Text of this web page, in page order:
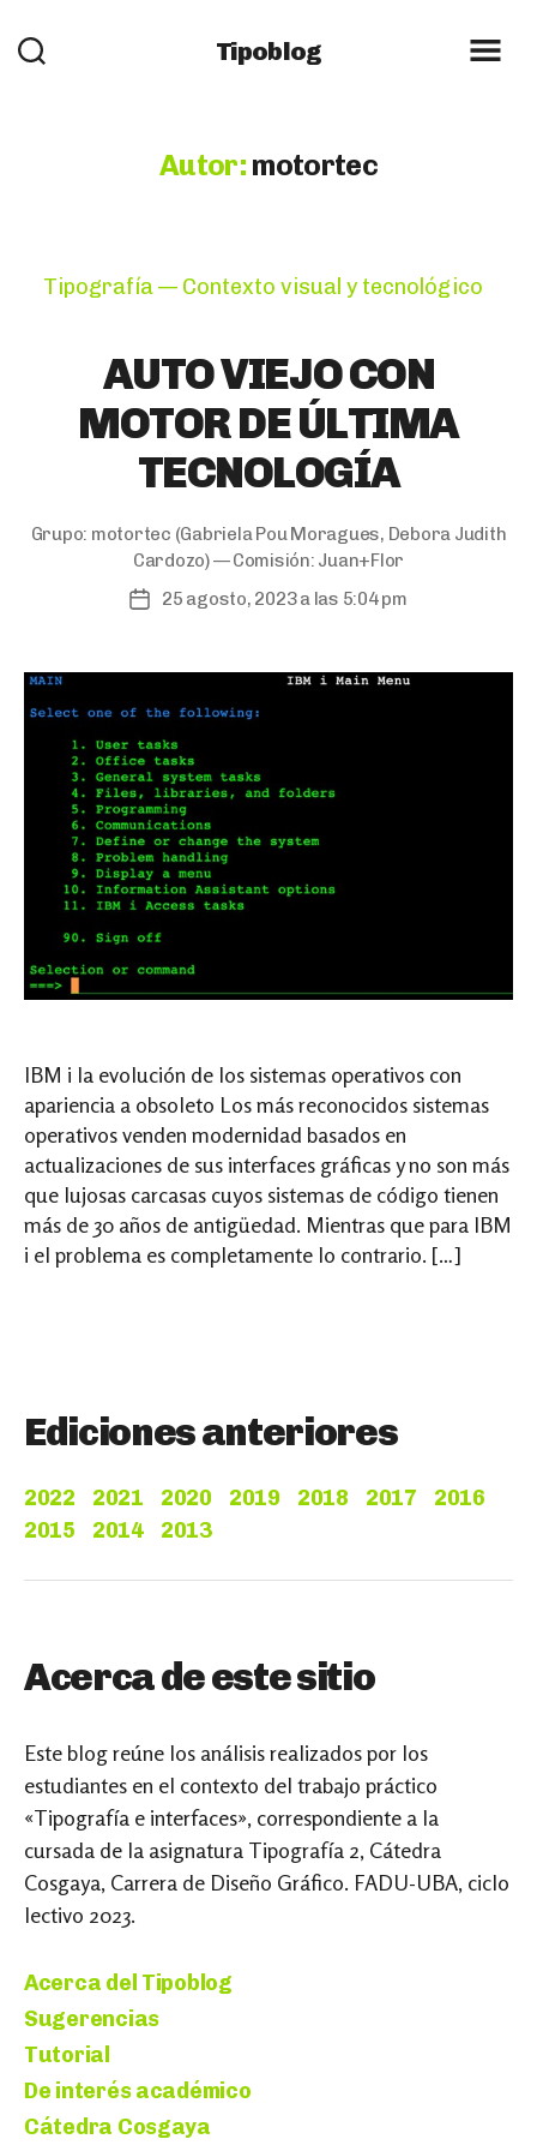
Tipoblog
Autor: motortec
Categories
Tipografía — Contexto visual y tecnológico
AUTO VIEJO CON
MOTOR DE ÚLTIMA
TECNOLOGÍA
Grupo: motortec (Gabriela Pou Moragues, Debora Judith
Cardozo) — Comisión: Juan+Flor
Post25 agosto, 2023 a las 5:04 pm
IBM i la evolución de los sistemas operativos con
apariencia a obsoleto Los más reconocidos sistemas
operativos venden modernidad basados en
actualizaciones de sus interfaces gráficas y no son más
que lujosas carcasas cuyos sistemas de código tienen
más de 30 años de antigüedad. Mientras que para IBM
i el problema es completamente lo contrario. […]
Ediciones anteriores
2022 2021 2020 2019 2018 2017
2016
2015
2014 2013
Acerca de este sitio
Este blog reúne los análisis realizados por los
estudiantes en el contexto del trabajo práctico
«Tipografía e interfaces», correspondiente a la
cursada de la asignatura Tipografía 2, Cátedra
Cosgaya, Carrera de Diseño Gráfico. FADU-UBA, ciclo
lectivo 2023.
Acerca del Tipoblog
Sugerencias
Tutorial
De interés académico
Cátedra Cosgaya